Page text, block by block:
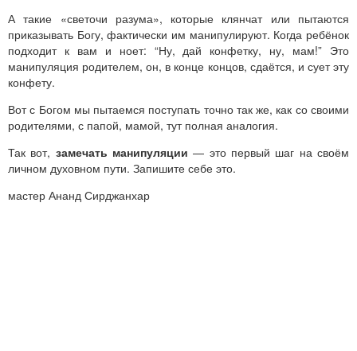
А такие «светочи разума», которые клянчат или пытаются
приказывать Богу, фактически им манипулируют. Когда ребёнок
подходит к вам и ноет: “Ну, дай конфетку, ну, мам!” Это
манипуляция родителем, он, в конце концов, сдаётся, и сует эту
конфету.
Вот с Богом мы пытаемся поступать точно так же, как со своими
родителями, с папой, мамой, тут полная аналогия.
Так вот, замечать манипуляции — это первый шаг на своём
личном духовном пути. Запишите себе это.
мастер Ананд Сирджанхар